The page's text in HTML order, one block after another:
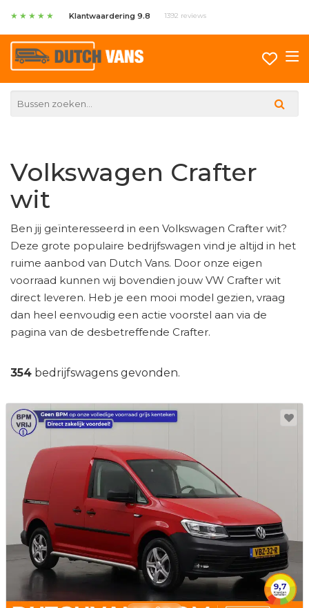
★ ★ ★ ★ ★ Klantwaardering 9.8 1392 reviews
Volkswagen Crafter
wit
Ben jij geïnteresseerd in een Volkswagen Crafter wit?
Deze grote populaire bedrijfswagen vind je altijd in het
ruime aanbod van Dutch Vans. Door onze eigen
voorraad kunnen wij bovendien jouw VW Crafter wit
direct leveren. Heb je een mooi model gezien, vraag
dan heel eenvoudig een actie voorstel aan via de
pagina van de desbetreffende Crafter.
354 bedrijfswagens gevonden.